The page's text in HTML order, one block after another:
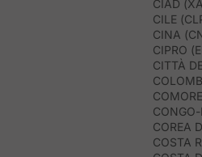
CIAD
CILE
CINA
CIPRO
CITTÀ
COREA
COSTA